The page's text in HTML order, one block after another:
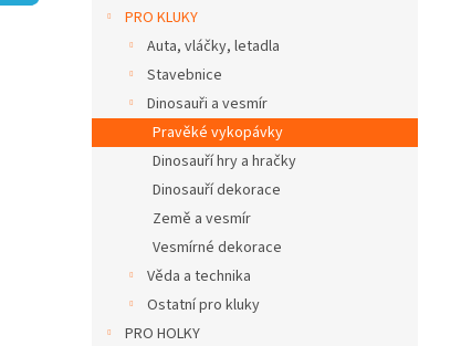
PRO KLUKY
Auta, vláčky, letadla
Stavebnice
Dinosauři a vesmír
Pravěké vykopávky
Dinosauří hry a hračky
Dinosauří dekorace
Země a vesmír
Vesmírné dekorace
Věda a technika
Ostatní pro kluky
PRO HOLKY